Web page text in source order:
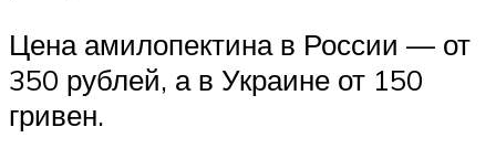
Цена амилопектина в России — от
350 рублей, а в Украине от 150
гривен.